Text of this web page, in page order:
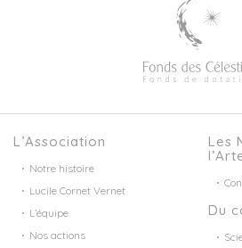
L’Association
Notre histoire
Lucile Cornet Vernet
L’équipe
Nos actions
Les
Du